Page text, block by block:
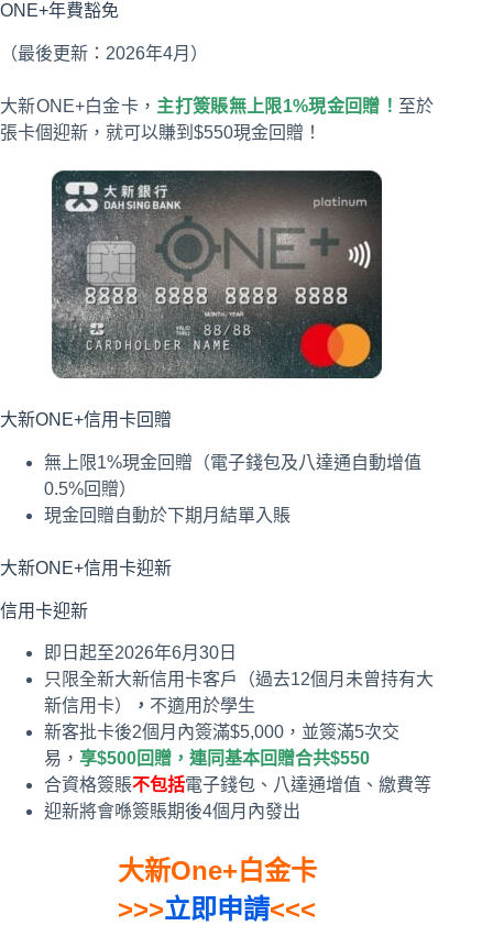
ONE+年費豁免
（最後更新：2026年4月）
大新ONE+白金卡， 主打簽賬無上限1%現金回贈！ 至於
張卡個迎新，就可以賺到$550現金回贈！
大新ONE+信用卡回贈
無上限1%現金回贈（電子錢包及八達通自動增值
0.5%回贈）
現金回贈自動於下期月結單入賬
大新ONE+信用卡迎新
信用卡迎新
即日起至2026年6月30日
只限全新大新信用卡客戶（過去12個月未曾持有大
新信用卡）
， 不適用於學生
新客批卡後2個月內簽滿$5,000，並簽滿5次交
易， 享$500回贈，連同基本回贈合共$550
合資格簽賬不包括電子錢包、八達通增值、繳費等
迎新將會喺簽賬期後4個月內發出
大新One+白金卡
>>>立即申請<<<